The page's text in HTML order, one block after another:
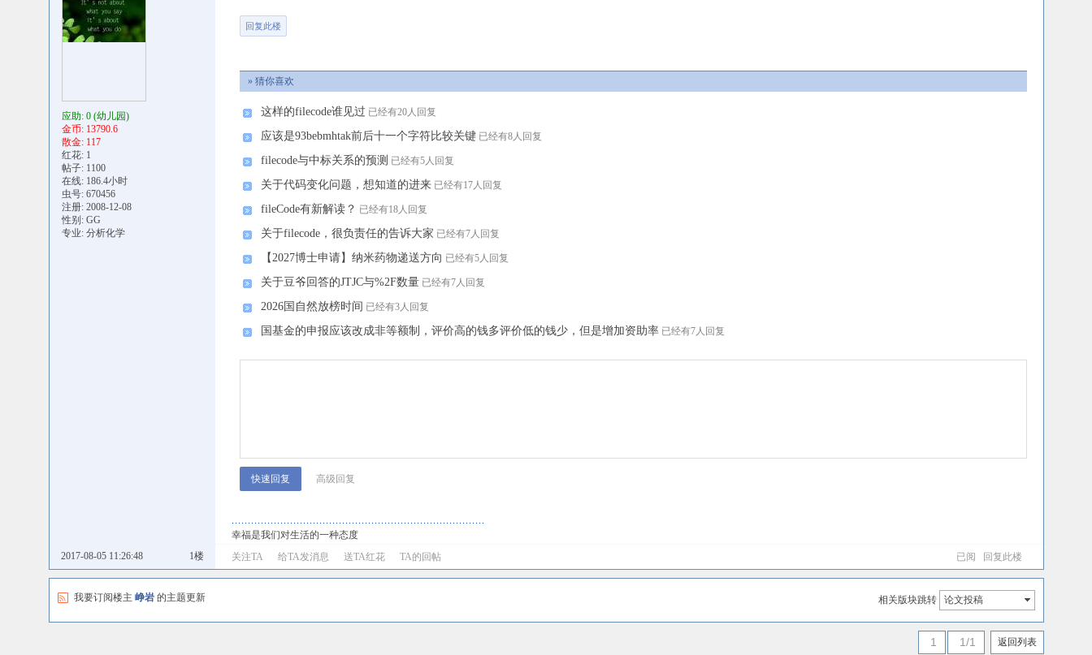
应助: 0 (幼儿园)
金币: 13790.6
散金: 117
红花: 1
帖子: 1100
在线: 186.4小时
虫号: 670456
注册: 2008-12-08
性别: GG
专业: 分析化学
回复此楼
» 猜你喜欢
这样的filecode谁见过 已经有20人回复
应该是93bebmhtak前后十一个字符比较关键 已经有8人回复
filecode与中标关系的预测 已经有5人回复
关于代码变化问题，想知道的进来 已经有17人回复
fileCode有新解读？ 已经有18人回复
关于filecode，很负责任的告诉大家 已经有7人回复
【2027博士申请】纳米药物递送方向 已经有5人回复
关于豆爷回答的JTJC与%2F数量 已经有7人回复
2026国自然放榜时间 已经有3人回复
国基金的申报应该改成非等额制，评价高的钱多评价低的钱少，但是增加资助率 已经有7人回复
高级回复
幸福是我们对生活的一种态度
1楼
2017-08-05 11:26:48 已阅 回复此楼
关注TA 给TA发消息 送TA红花 TA的回帖
相关版块跳转 论文投稿
我要订阅楼主 峥岩的主题更新
1 1/1 返回列表